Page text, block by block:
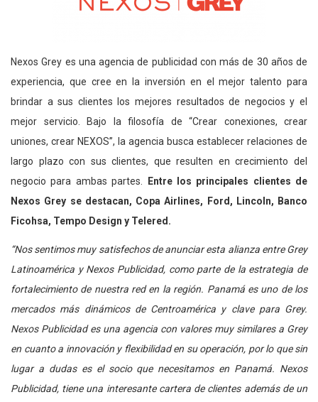
Nexos Grey es una agencia de publicidad con más de 30 años de
experiencia, que cree en la inversión en el mejor talento para
brindar a sus clientes los mejores resultados de negocios y el
mejor servicio. Bajo la filosofía de “Crear conexiones, crear
uniones, crear NEXOS”, la agencia busca establecer relaciones de
largo plazo con sus clientes, que resulten en crecimiento del
negocio para ambas partes.
Entre los principales clientes de
Nexos Grey se destacan, Copa Airlines, Ford, Lincoln, Banco
Ficohsa, Tempo Design y Telered.
“Nos sentimos muy satisfechos de anunciar esta alianza entre Grey
Latinoamérica y Nexos Publicidad, como parte de la estrategia de
fortalecimiento de nuestra red en la región. Panamá es uno de los
mercados más dinámicos de Centroamérica y clave para Grey.
Nexos Publicidad es una agencia con valores muy similares a Grey
en cuanto a innovación y flexibilidad en su operación, por lo que sin
lugar a dudas es el socio que necesitamos en Panamá. Nexos
Publicidad, tiene una interesante cartera de clientes además de un